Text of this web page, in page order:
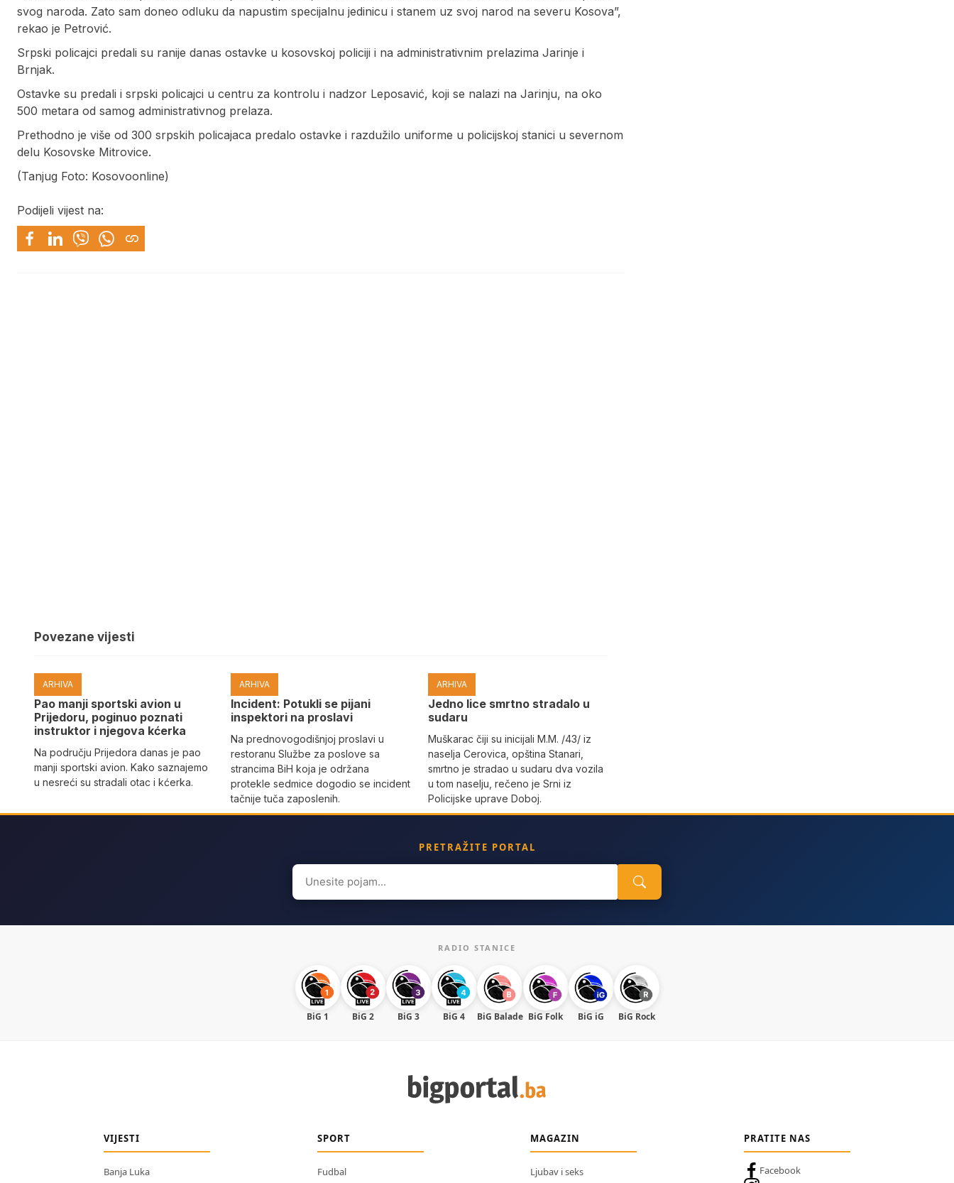
svog naroda. Zato sam doneo odluku da napustim specijalnu jedinicu i stanem uz svoj narod na severu Kosova”,
rekao je Petrović.
Srpski policajci predali su ranije danas ostavke u kosovskoj policiji i na administrativnim prelazima Jarinje i
Brnjak.
Ostavke su predali i srpski policajci u centru za kontrolu i nadzor Leposavić, koji se nalazi na Jarinju, na oko
500 metara od samog administrativnog prelaza.
Prethodno je više od 300 srpskih policajaca predalo ostavke i razdužilo uniforme u policijskoj stanici u severnom
delu Kosovske Mitrovice.
(Tanjug Foto: Kosovoonline)
Podijeli vijest na:
Povezane vijesti
ARHIVA
Pao manji sportski avion u
Prijedoru, poginuo poznati
instruktor i njegova kćerka
Na području Prijedora danas je pao
manji sportski avion. Kako saznajemo
u nesreći su stradali otac i kćerka.
ARHIVA
Incident: Potukli se pijani
inspektori na proslavi
Na prednovogodišnjoj proslavi u
restoranu Službe za poslove sa
strancima BiH koja je održana
protekle sedmice dogodio se incident
tačnije tuča zaposlenih.
ARHIVA
Јedno lice smrtno stradalo u
sudaru
Muškarac čiji su inicijali M.M. /43/ iz
naselja Cerovica, opština Stanari,
smrtno je stradao u sudaru dva vozila
u tom naselju, rečeno je Srni iz
Policijske uprave Doboj.
PRETRAŽITE PORTAL
Search
for:
RADIO STANICE
BiG 1 BiG 2 BiG 3 BiG 4 BiG Balade BiG Folk BiG iG BiG Rock
VIJESTI
Banja Luka
SPORT
Fudbal
MAGAZIN
Ljubav i seks
PRATITE NAS
Facebook